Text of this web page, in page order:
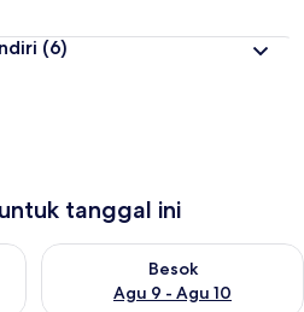
(6)
tanggal ini
ini Agu 8 - Agu 9
Besok
Agu 9 - Agu 10
Periksa ketersediaan untuk